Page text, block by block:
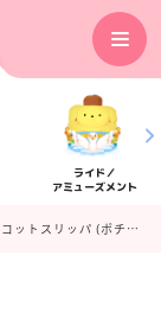
ライド／
アミューズメント
マスコットスリッパ (ポチャッコ)